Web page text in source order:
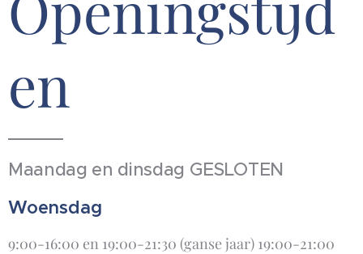
en
Maandag en dinsdag GESLOTEN
Woensdag
9:00-16:00 en 19:00-21:30 (ganse jaar) 19:00-21:00